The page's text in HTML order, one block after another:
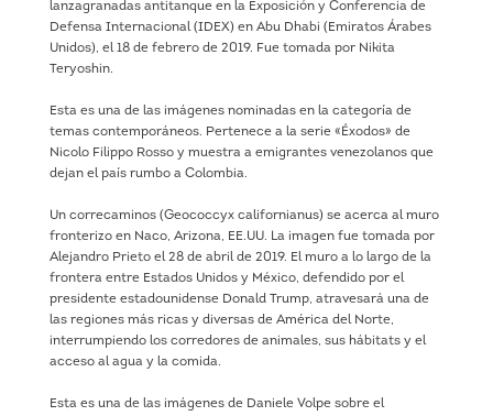
lanzagranadas antitanque en la Exposición y Conferencia de
Defensa Internacional (IDEX) en Abu Dhabi (Emiratos Árabes
Unidos), el 18 de febrero de 2019. Fue tomada por Nikita
Teryoshin.
Esta es una de las imágenes nominadas en la categoría de
temas contemporáneos. Pertenece a la serie «Éxodos» de
Nicolo Filippo Rosso y muestra a emigrantes venezolanos que
dejan el país rumbo a Colombia.
Un correcaminos (Geococcyx californianus) se acerca al muro
fronterizo en Naco, Arizona, EE.UU. La imagen fue tomada por
Alejandro Prieto el 28 de abril de 2019. El muro a lo largo de la
frontera entre Estados Unidos y México, defendido por el
presidente estadounidense Donald Trump, atravesará una de
las regiones más ricas y diversas de América del Norte,
interrumpiendo los corredores de animales, sus hábitats y el
acceso al agua y la comida.
Esta es una de las imágenes de Daniele Volpe sobre el